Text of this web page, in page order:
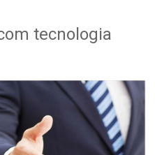
tecnologia